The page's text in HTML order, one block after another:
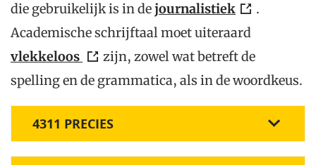
die gebruikelijk is in dejournalistiek
.
Academische schrijftaal moet uiteraard
vlekkeloos
zijn, zowel wat betreft de
spelling en de grammatica, als in de woordkeus.
4311 PRECIES